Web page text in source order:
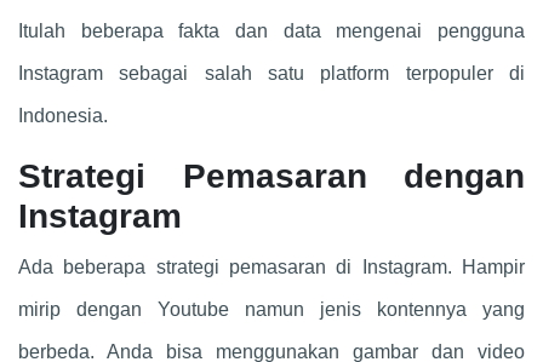
Itulah beberapa fakta dan data mengenai pengguna
Instagram sebagai salah satu platform terpopuler di
Indonesia.
Strategi Pemasaran dengan
Instagram
Ada beberapa strategi pemasaran di Instagram. Hampir
mirip dengan Youtube namun jenis kontennya yang
berbeda. Anda bisa menggunakan gambar dan video